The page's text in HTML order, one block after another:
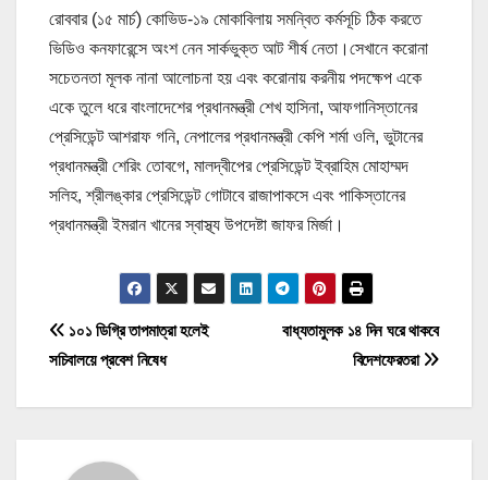
রোববার (১৫ মার্চ) কোভিড-১৯ মোকাবিলায় সমন্বিত কর্মসূচি ঠিক করতে
ভিডিও কনফারেন্সে অংশ নেন সার্কভুক্ত আট শীর্ষ নেতা।সেখানে করোনা
সচেতনতা মূলক নানা আলোচনা হয় এবং করোনায় করনীয় পদক্ষেপ একে
একে তুলে ধরে বাংলাদেশের প্রধানমন্ত্রী শেখ হাসিনা, আফগানিস্তানের
প্রেসিডেন্ট আশরাফ গনি, নেপালের প্রধানমন্ত্রী কেপি শর্মা ওলি, ভুটানের
প্রধানমন্ত্রী শেরিং তোবগে, মালদ্বীপের প্রেসিডেন্ট ইব্রাহিম মোহাম্মদ
সলিহ, শ্রীলঙ্কার প্রেসিডেন্ট গোটাবে রাজাপাকসে এবং পাকিস্তানের
প্রধানমন্ত্রী ইমরান খানের স্বাস্থ্য উপদেষ্টা জাফর মির্জা।
P
বাধ্যতামুলক ১৪ দিন ঘরে থাকবে
বিদেশফেরতরা
১০১ ডিগ্রি তাপমাত্রা হলেই
সচিবালয়ে প্রবেশ নিষেধ